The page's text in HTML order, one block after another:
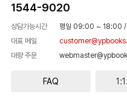
1544-9020
상담가능시간 평일 09:00 ~ 18:00 /
대표 메일
대량 주문
FAQ